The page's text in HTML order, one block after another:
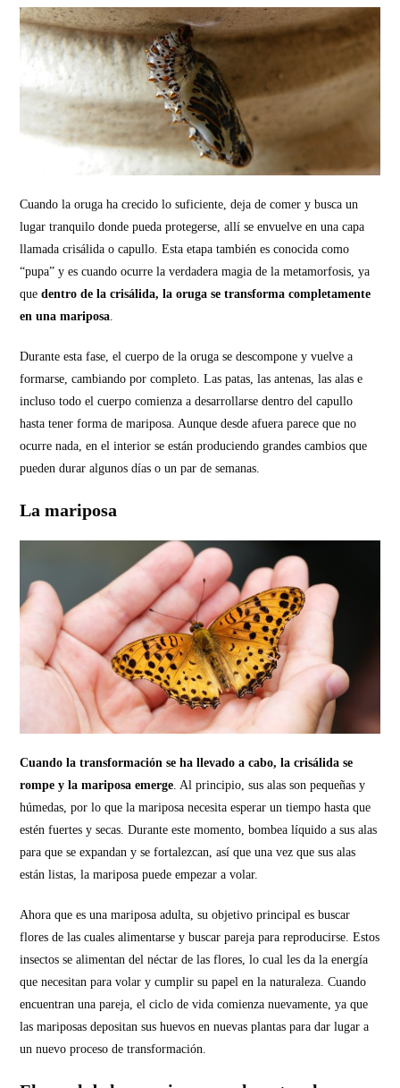
Cuando la oruga ha crecido lo suficiente, deja de comer y busca un
lugar tranquilo donde pueda protegerse, allí se envuelve en una capa
llamada crisálida o capullo. Esta etapa también es conocida como
“pupa” y es cuando ocurre la verdadera magia de la metamorfosis, ya
quedentro de la crisálida, la oruga se transforma completamente
en una mariposa.
Durante esta fase, el cuerpo de la oruga se descompone y vuelve a
formarse, cambiando por completo. Las patas, las antenas, las alas e
incluso todo el cuerpo comienza a desarrollarse dentro del capullo
hasta tener forma de mariposa. Aunque desde afuera parece que no
ocurre nada, en el interior se están produciendo grandes cambios que
pueden durar algunos días o un par de semanas.
La mariposa
Cuando la transformación se ha llevado a cabo, la crisálida se
rompe y la mariposa emerge . Al principio, sus alas son pequeñas y
húmedas, por lo que la mariposa necesita esperar un tiempo hasta que
estén fuertes y secas. Durante este momento, bombea líquido a sus alas
para que se expandan y se fortalezcan, así que una vez que sus alas
están listas, la mariposa puede empezar a volar.
Ahora que es una mariposa adulta, su objetivo principal es buscar
flores de las cuales alimentarse y buscar pareja para reproducirse. Estos
insectos se alimentan del néctar de las flores, lo cual les da la energía
que necesitan para volar y cumplir su papel en la naturaleza. Cuando
encuentran una pareja, el ciclo de vida comienza nuevamente, ya que
las mariposas depositan sus huevos en nuevas plantas para dar lugar a
un nuevo proceso de transformación.